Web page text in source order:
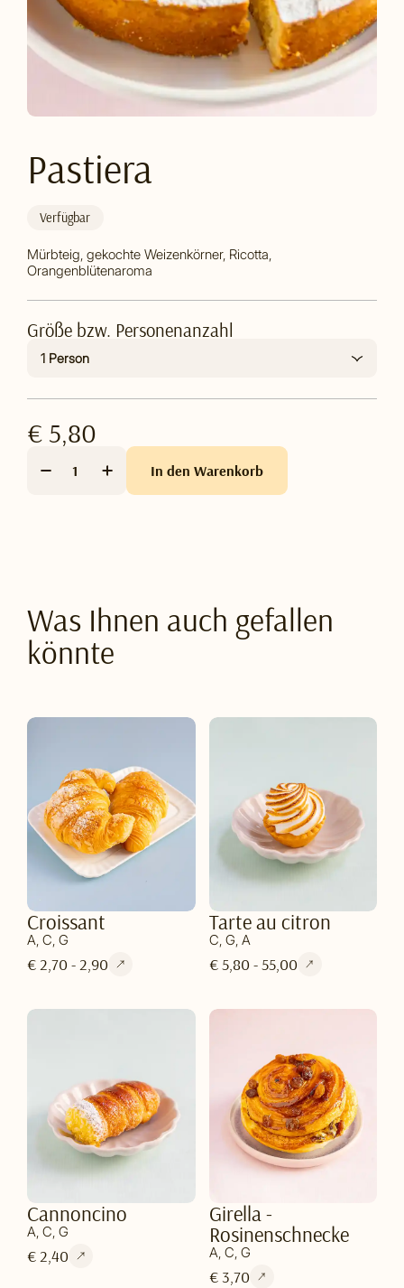
Pastiera
Verfügbar
Mürbteig, gekochte Weizenkörner, Ricotta,
Orangenblütenaroma
Größe bzw. Personenanzahl
1 Person
€ 5,80
In den Warenkorb
Was Ihnen auch gefallen
könnte
Croissant
A, C, G
€ 2,70 - 2,90
Tarte au citron
C, G, A
€ 5,80 - 55,00
Cannoncino
A, C, G
€ 2,40
Girella -
Rosinenschnecke
A, C, G
€ 3,70